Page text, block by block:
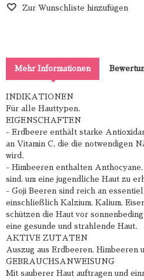
Zur Wunschliste hinzufügen
Mehr Informationen
INDIKATIONEN
Für alle Hauttypen.
EIGENSCHAFTEN
- Erdbeere enthält starke
an Vitamin C, die die notwendigen
wird.
- Himbeeren enthalten
sind, um eine jugendliche Haut zu
- Goji Beeren sind reich an
einschließlich Kalzium, Kalium,
schützen die Haut vor
eine gesunde und strahlende Haut.
AKTIVE ZUTATEN
Auszug aus Erdbeeren, Himbeeren
GEBRAUCHSANWEISUNG
Mit sauberer Haut auftragen und